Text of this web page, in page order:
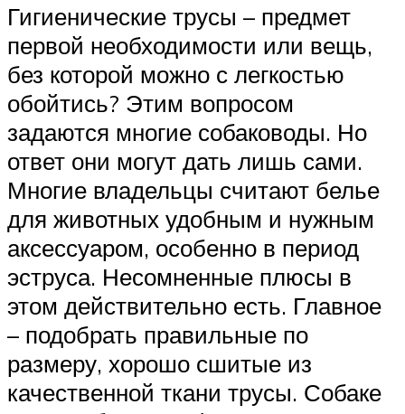
Гигиенические трусы – предмет
первой необходимости или вещь,
без которой можно с легкостью
обойтись? Этим вопросом
задаются многие собаководы. Но
ответ они могут дать лишь сами.
Многие владельцы считают белье
для животных удобным и нужным
аксессуаром, особенно в период
эструса. Несомненные плюсы в
этом действительно есть. Главное
– подобрать правильные по
размеру, хорошо сшитые из
качественной ткани трусы. Собаке